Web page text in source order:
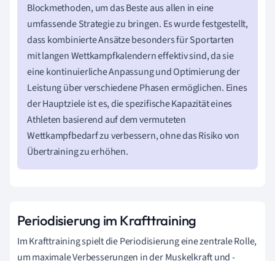
Blockmethoden, um das Beste aus allen in eine
umfassende Strategie zu bringen. Es wurde festgestellt,
dass kombinierte Ansätze besonders für Sportarten
mit langen Wettkampfkalendern effektiv sind, da sie
eine kontinuierliche Anpassung und Optimierung der
Leistung über verschiedene Phasen ermöglichen. Eines
der Hauptziele ist es, die spezifische Kapazität eines
Athleten basierend auf dem vermuteten
Wettkampfbedarf zu verbessern, ohne das Risiko von
Übertraining zu erhöhen.
Periodisierung im Krafttraining
Im Krafttraining spielt die Periodisierung eine zentrale Rolle,
um maximale Verbesserungen in der Muskelkraft und -